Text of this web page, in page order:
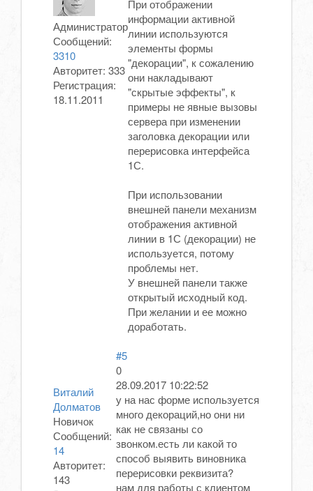
Администратор
Сообщений:
3310
Авторитет: 333
Регистрация:
18.11.2011
При отображении
информации активной
линии используются
элементы формы
"декорации", к сожалению
они накладывают
"скрытые эффекты", к
примеры не явные вызовы
сервера при изменении
заголовка декорации или
перерисовка интерфейса
1С.
При использовании
внешней панели механизм
отображения активной
линии в 1С (декорации) не
используется, потому
проблемы нет.
У внешней панели также
открытый исходный код.
При желании и ее можно
доработать.
Виталий
Долматов
Новичок
Сообщений:
14
Авторитет:
143
#5
0
28.09.2017 10:22:52
у на нас форме используется
много декораций,но они ни
как не связаны со
звонком.есть ли какой то
способ выявить виновника
перерисовки реквизита?
нам для работы с клиентом